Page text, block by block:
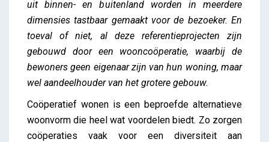
uit binnen- en buitenland worden in meerdere
dimensies tastbaar gemaakt voor de bezoeker. En
toeval of niet, al deze referentieprojecten zijn
gebouwd door een wooncoöperatie, waarbij de
bewoners geen eigenaar zijn van hun woning, maar
wel aandeelhouder van het grotere gebouw.
Coöperatief wonen is een beproefde alternatieve
woonvorm die heel wat voordelen biedt. Zo zorgen
coöperaties vaak voor een diversiteit aan